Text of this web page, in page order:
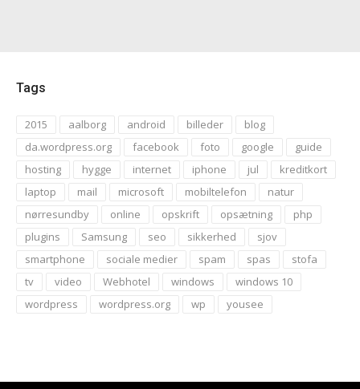
Tags
2015 aalborg android billeder
blog
da.wordpress.org
facebook foto google
guide
hosting
hygge internet iphone jul
kreditkort
laptop
mail microsoft mobiltelefon
natur
nørresundby
online opskrift opsætning
php
plugins
Samsung seo sikkerhed
sjov
smartphone
sociale medier spam spas
stofa
tv
video Webhotel windows
windows 10
wordpress
wordpress.org wp yousee